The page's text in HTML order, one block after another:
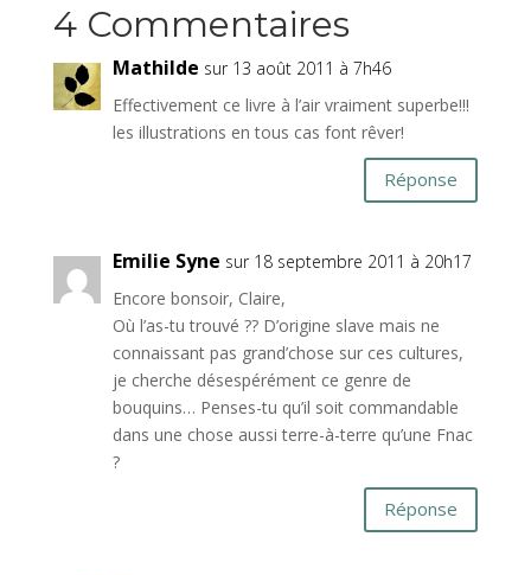
4 Commentaires
Mathilde sur 13 août 2011 à 7h46
Effectivement ce livre à l’air vraiment superbe!!!
les illustrations en tous cas font rêver!
Réponse
Emilie Syne sur 18 septembre 2011 à 20h17
Encore bonsoir, Claire,
Où l’as-tu trouvé ?? D’origine slave mais ne
connaissant pas grand’chose sur ces cultures,
je cherche désespérément ce genre de
bouquins… Penses-tu qu’il soit commandable
dans une chose aussi terre-à-terre qu’une Fnac
?
Réponse